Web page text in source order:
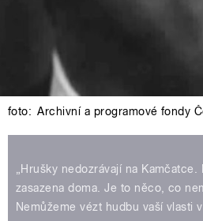
foto: Archivní a programové fondy
„Hrušky nedozrávají na
zasazena doma. Je to něco, co
Nemůžeme vézt hudbu vaší vlasti